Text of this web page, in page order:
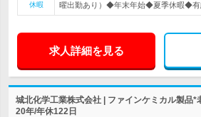
休暇
曜出勤あり）◆年末年始◆夏季休暇◆有
求人詳細を見る
城北化学工業株式会社 | ファインケミカル製品*
20年/年休122日